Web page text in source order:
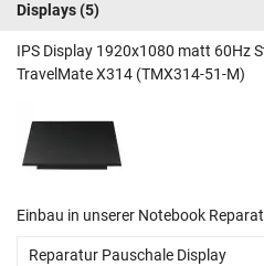
Displays(5)
IPS Display 1920x1080 matt 60Hz
TravelMate X314 (TMX314-51-M)
Einbau in unserer Notebook
Reparatur Pauschale Display